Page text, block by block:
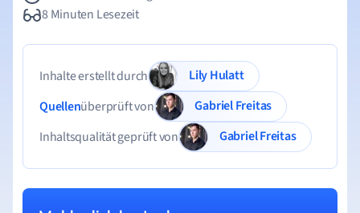
8 Minuten Lesezeit
Inhalte erstellt durch
Lily Hulatt
Quellenüberprüft von
Gabriel Freitas
Inhaltsqualität geprüft von
Gabriel Freitas